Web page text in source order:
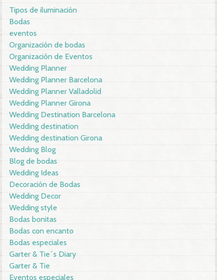
Tipos de iluminación
Bodas
eventos
Organización de bodas
Organización de Eventos
Wedding Planner
Wedding Planner Barcelona
Wedding Planner Valladolid
Wedding Planner Girona
Wedding Destination Barcelona
Wedding destination
Wedding destination Girona
Wedding Blog
Blog de bodas
Wedding Ideas
Decoración de Bodas
Wedding Decor
Wedding style
Bodas bonitas
Bodas con encanto
Bodas especiales
Garter & Tie´s Diary
Garter & Tie
Eventos especiales